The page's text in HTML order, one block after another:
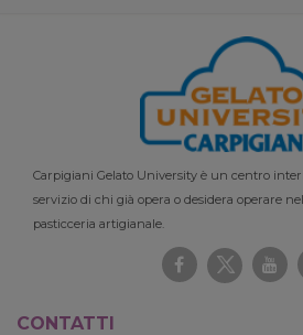
Carpigiani Gelato University è un centro
servizio di chi già opera o desidera operare
pasticceria artigianale.
CONTATTI